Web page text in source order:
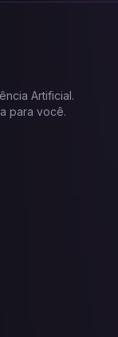
Artificial.
para você.